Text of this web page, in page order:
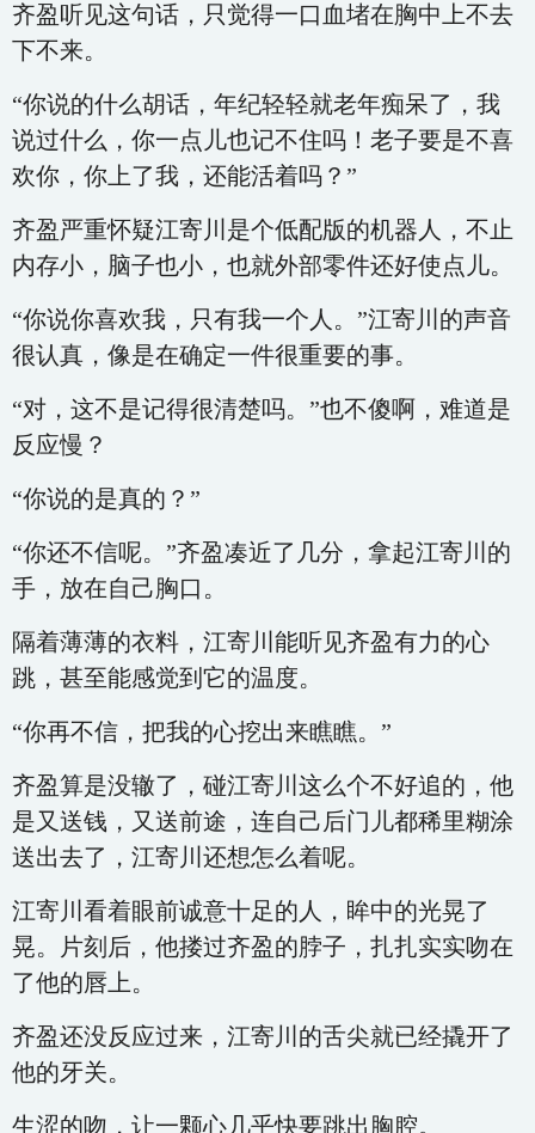
齐盈听见这句话，只觉得一口血堵在胸中上不去
下不来。
“你说的什么胡话，年纪轻轻就老年痴呆了，我
说过什么，你一点儿也记不住吗！老子要是不喜
欢你，你上了我，还能活着吗？”
齐盈严重怀疑江寄川是个低配版的机器人，不止
内存小，脑子也小，也就外部零件还好使点儿。
“你说你喜欢我，只有我一个人。”江寄川的声音
很认真，像是在确定一件很重要的事。
“对，这不是记得很清楚吗。”也不傻啊，难道是
反应慢？
“你说的是真的？”
“你还不信呢。”齐盈凑近了几分，拿起江寄川的
手，放在自己胸口。
隔着薄薄的衣料，江寄川能听见齐盈有力的心
跳，甚至能感觉到它的温度。
“你再不信，把我的心挖出来瞧瞧。”
齐盈算是没辙了，碰江寄川这么个不好追的，他
是又送钱，又送前途，连自己后门儿都稀里糊涂
送出去了，江寄川还想怎么着呢。
江寄川看着眼前诚意十足的人，眸中的光晃了
晃。片刻后，他搂过齐盈的脖子，扎扎实实吻在
了他的唇上。
齐盈还没反应过来，江寄川的舌尖就已经撬开了
他的牙关。
生涩的吻，让一颗心几乎快要跳出胸腔。